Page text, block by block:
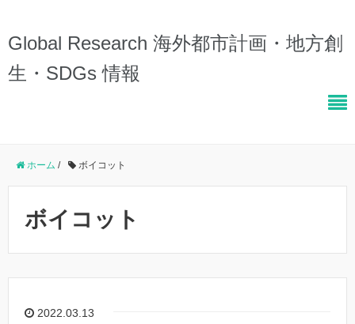
Global Research 海外都市計画・地方創
生・SDGs 情報
ホーム / ボイコット
ボイコット
2022.03.13